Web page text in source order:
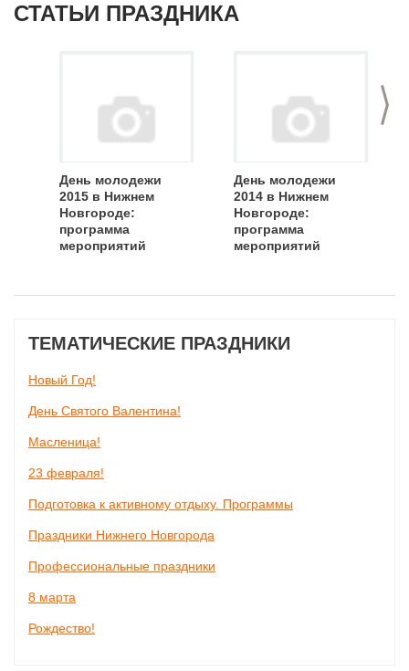
СТАТЬИ ПРАЗДНИКА
>
День молодежи
2015 в Нижнем
Новгороде:
программа
мероприятий
День молодежи
2014 в Нижнем
Новгороде:
программа
мероприятий
ТЕМАТИЧЕСКИЕ ПРАЗДНИКИ
Новый Год!
День Святого Валентина!
Масленица!
23 февраля!
Подготовка к активному отдыху. Программы
Праздники Нижнего Новгорода
Профессиональные праздники
8 марта
Рождество!